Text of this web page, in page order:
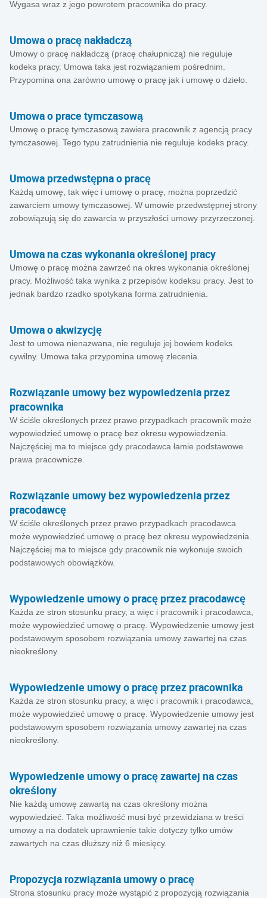
Wygasa wraz z jego powrotem pracownika do pracy.
Umowa o pracę nakładczą
Umowy o pracę nakładczą (pracę chałupniczą) nie reguluje
kodeks pracy. Umowa taka jest rozwiązaniem pośrednim.
Przypomina ona zarówno umowę o pracę jak i umowę o dzieło.
Umowa o prace tymczasową
Umowę o pracę tymczasową zawiera pracownik z agencją pracy
tymczasowej. Tego typu zatrudnienia nie reguluje kodeks pracy.
Umowa przedwstępna o pracę
Każdą umowę, tak więc i umowę o pracę, można poprzedzić
zawarciem umowy tymczasowej. W umowie przedwstępnej strony
zobowiązują się do zawarcia w przyszłości umowy przyrzeczonej.
Umowa na czas wykonania określonej pracy
Umowę o pracę można zawrzeć na okres wykonania określonej
pracy. Możliwość taka wynika z przepisów kodeksu pracy. Jest to
jednak bardzo rzadko spotykana forma zatrudnienia.
Umowa o akwizycję
Jest to umowa nienazwana, nie reguluje jej bowiem kodeks
cywilny. Umowa taka przypomina umowę zlecenia.
Rozwiązanie umowy bez wypowiedzenia przez
pracownika
W ściśle określonych przez prawo przypadkach pracownik może
wypowiedzieć umowę o pracę bez okresu wypowiedzenia.
Najczęściej ma to miejsce gdy pracodawca łamie podstawowe
prawa pracownicze.
Rozwiązanie umowy bez wypowiedzenia przez
pracodawcę
W ściśle określonych przez prawo przypadkach pracodawca
może wypowiedzieć umowę o pracę bez okresu wypowiedzenia.
Najczęściej ma to miejsce gdy pracownik nie wykonuje swoich
podstawowych obowiązków.
Wypowiedzenie umowy o pracę przez pracodawcę
Każda ze stron stosunku pracy, a więc i pracownik i pracodawca,
może wypowiedzieć umowę o pracę. Wypowiedzenie umowy jest
podstawowym sposobem rozwiązania umowy zawartej na czas
nieokreślony.
Wypowiedzenie umowy o pracę przez pracownika
Każda ze stron stosunku pracy, a więc i pracownik i pracodawca,
może wypowiedzieć umowę o pracę. Wypowiedzenie umowy jest
podstawowym sposobem rozwiązania umowy zawartej na czas
nieokreślony.
Wypowiedzenie umowy o pracę zawartej na czas
określony
Nie każdą umowę zawartą na czas określony można
wypowiedzieć. Taka możliwość musi być przewidziana w treści
umowy a na dodatek uprawnienie takie dotyczy tylko umów
zawartych na czas dłuższy niż 6 miesięcy.
Propozycja rozwiązania umowy o pracę
Strona stosunku pracy może wystąpić z propozycją rozwiązania